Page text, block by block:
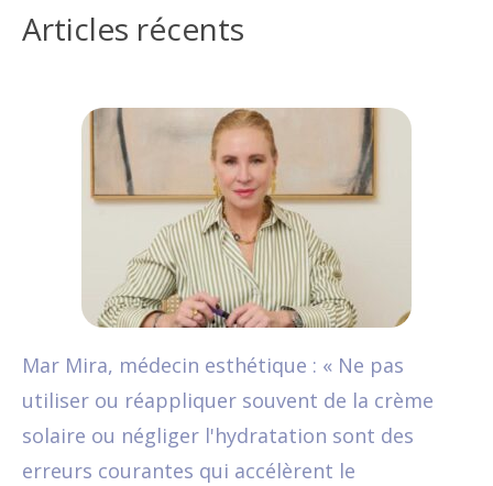
Articles récents
Mar Mira, médecin esthétique : « Ne pas
utiliser ou réappliquer souvent de la crème
solaire ou négliger l'hydratation sont des
erreurs courantes qui accélèrent le